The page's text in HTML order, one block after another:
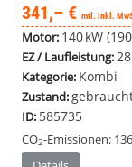
341,– € mtl. inkl.
Motor: 140 kW
EZ / Laufleistung:
Kategorie: Kombi
Zustand:
ID: 585735
CO2-Emissionen: